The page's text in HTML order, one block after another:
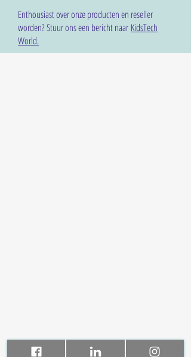
Enthousiast over onze producten en reseller
worden? Stuur ons een bericht naar KidsTech
World.